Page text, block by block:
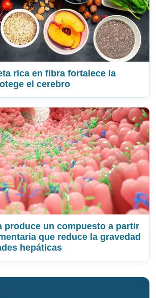
rica en fibra fortalece la
el cerebro
produce un compuesto a partir
que reduce la gravedad
hepáticas